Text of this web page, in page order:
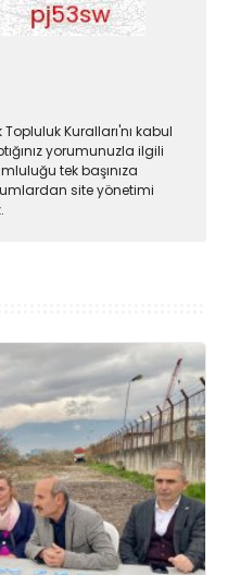
Kuralları'nı kabul
yorumunuzla ilgili
tek başınıza
site yönetimi